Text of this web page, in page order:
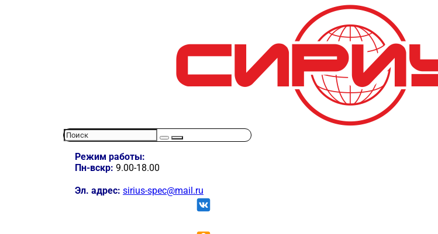
Режим работы:
Пн-вскр: 9.00-18.00
Эл. адрес: sirius-spec@mail.ru